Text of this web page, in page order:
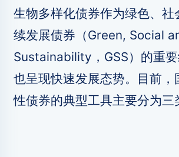
生物多样化债券作为绿色、社
续发展债券（Green, Social
Sustainability，GSS）的重要
也呈现快速发展态势。目前，
性债券的典型工具主要分为三